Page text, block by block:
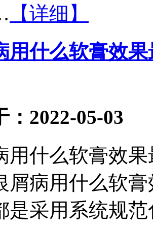
【详细】
用什么软膏效
：2022-05-03
用什么软膏效
屑病用什么软
是采用系统规